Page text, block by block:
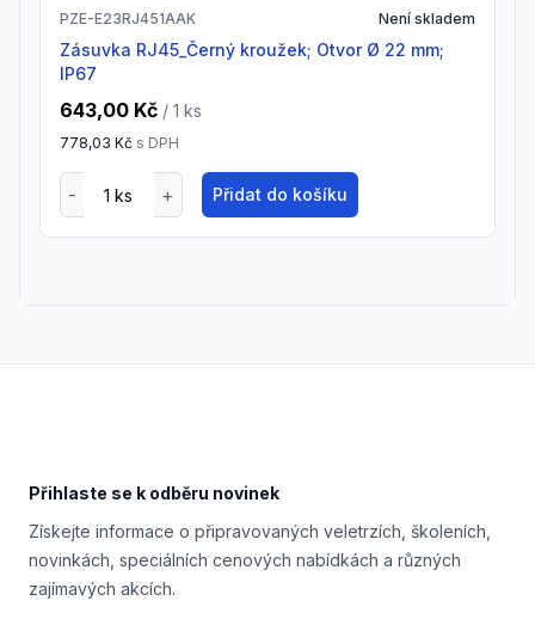
PZE-E23RJ451AAK Není skladem
Zásuvka RJ45_Černý kroužek; Otvor Ø 22 mm;
IP67
643,00 Kč / 1 ks
778,03 Kč s DPH
Přidat do košíku
Přihlaste se k odběru novinek
Získejte informace o připravovaných veletrzích, školeních,
novinkách, speciálních cenových nabídkách a různých
zajímavých akcích.